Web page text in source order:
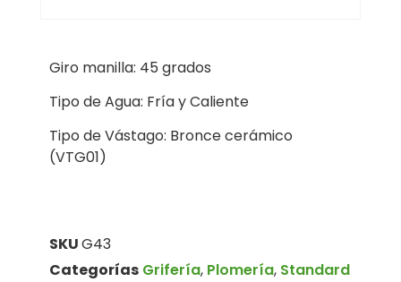
Giro manilla: 45 grados
Tipo de Agua: Fría y Caliente
Tipo de Vástago: Bronce cerámico
(VTG01)
SKUG43
Categorías Grifería, Plomería, Standard